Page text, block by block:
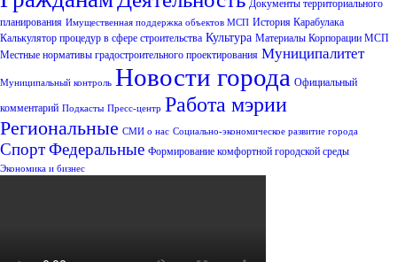
Документы территориального
планирования Имущественная поддержка объектов МСП История Карабулака
Калькулятор процедур в сфере строительства Культура Материалы Корпорации МСП
Местные нормативы градостроительного проектирования Муниципалитет
Муниципальный контроль Новости города Официальный
комментарий Подкасты Пресс-центр Работа мэрии
Региональные СМИ о нас Социально-экономическое развитие города
СпортФедеральные Формирование комфортной городской среды
Экономика и бизнес